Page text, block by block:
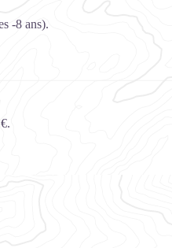
-8 ans).